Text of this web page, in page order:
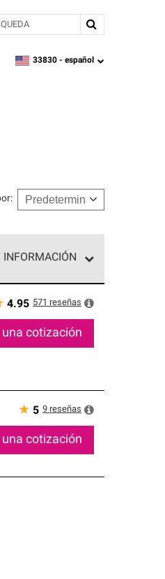
zipcode,language
33830 - español
:
INFORMACIÓN
pueden
4.95 571 reseñas
cotización
★ 5 9 reseñas
cotización